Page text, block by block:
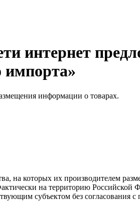
интернет
импорта»
информации о товарах.
на которых их производителем
на территорию
субъектом без